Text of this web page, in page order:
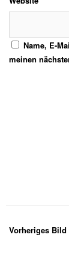
Name, E-
meinen
Vorheriges Bild